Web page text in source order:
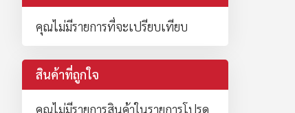
คุณไม่มีรายการที่จะเปรียบเทียบ
สินค้าที่ถูกใจ
คุณไม่มีรายการสินค้าในรายการโปรด